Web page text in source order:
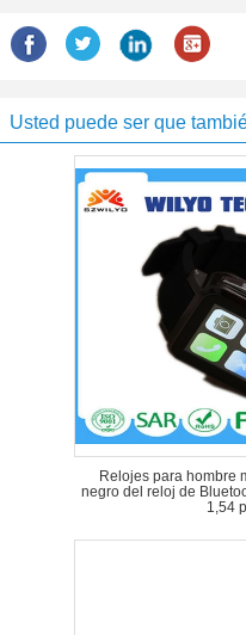
Usted puede ser que
Relojes para hombre
negro del reloj de
1,54